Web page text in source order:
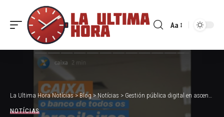
Font
Aa
La Ultima Hora Notícias> Blog >Notícias > Gestión pública digital en ascenso: el impacto de la estrategia de CaixaTem en la modernización del sector público
NOTÍCIAS